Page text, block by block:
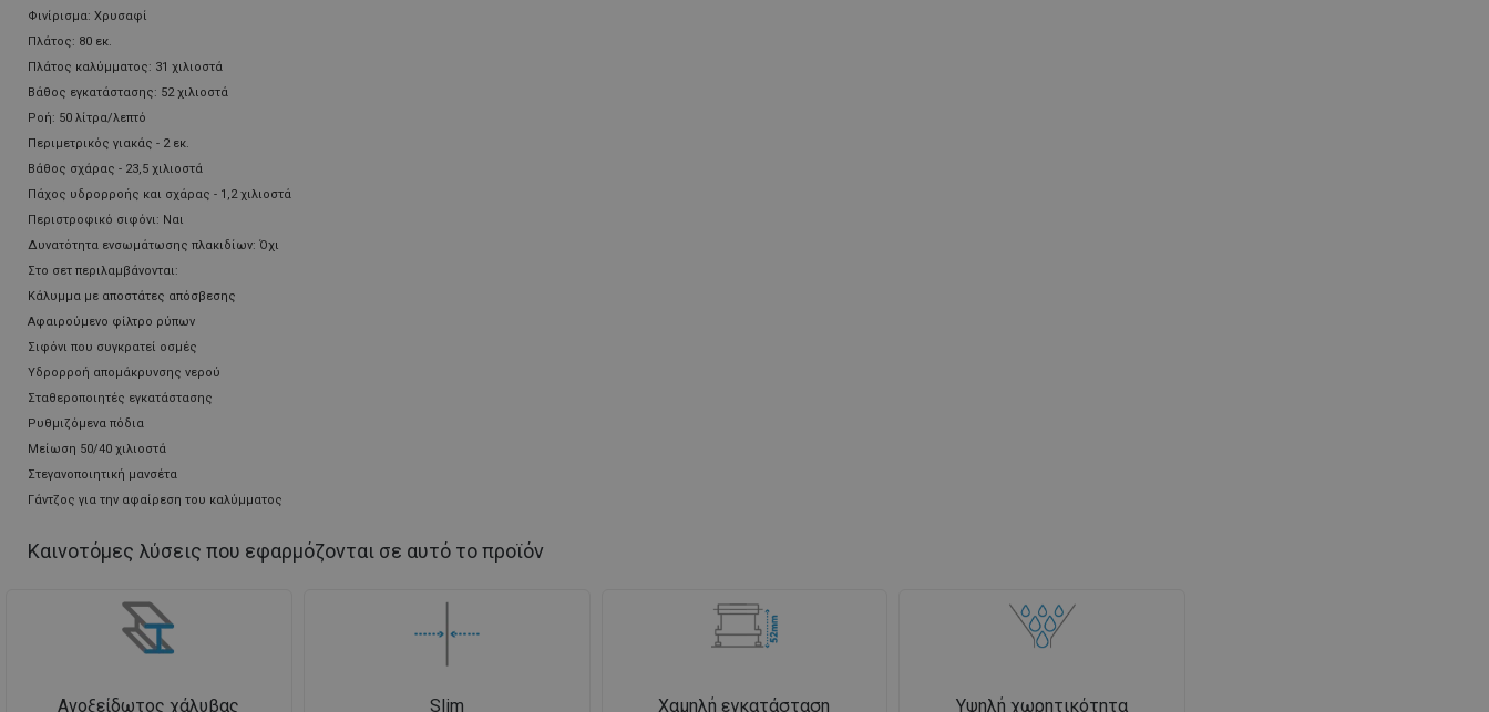
Φινίρισμα: Χρυσαφί
Πλάτος: 80 εκ.
Πλάτος καλύμματος: 31 χιλιοστά
Βάθος εγκατάστασης: 52 χιλιοστά
Ροή: 50 λίτρα/λεπτό
Περιμετρικός γιακάς - 2 εκ.
Βάθος σχάρας - 23,5 χιλιοστά
Πάχος υδρορροής και σχάρας - 1,2 χιλιοστά
Περιστροφικό σιφόνι: Ναι
Δυνατότητα ενσωμάτωσης πλακιδίων: Όχι
Στο σετ περιλαμβάνονται:
Κάλυμμα με αποστάτες απόσβεσης
Αφαιρούμενο φίλτρο ρύπων
Σιφόνι που συγκρατεί οσμές
Υδρορροή απομάκρυνσης νερού
Σταθεροποιητές εγκατάστασης
Ρυθμιζόμενα πόδια
Μείωση 50/40 χιλιοστά
Στεγανοποιητική μανσέτα
Γάντζος για την αφαίρεση του καλύμματος
Καινοτόμες λύσεις που εφαρμόζονται σε αυτό το προϊόν
Ανοξείδωτος χάλυβας Slim Χαμηλή εγκατάσταση Υψηλή χωρητικότητα